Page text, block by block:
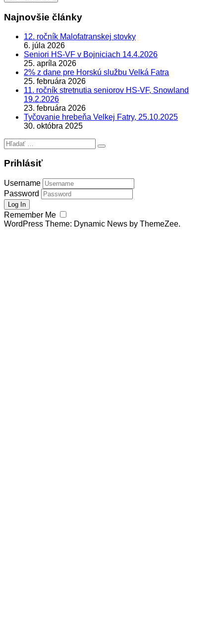
Najnovšie články
12. ročník Malofatranskej stovky
6. júla 2026
Seniori HS-VF v Bojniciach 14.4.2026
25. apríla 2026
2% z dane pre Horskú službu Velká Fatra
25. februára 2026
11. ročník stretnutia seniorov HS-VF, Snowland
19.2.2026
23. februára 2026
Tyčovanie hrebeňa Velkej Fatry, 25.10.2025
30. októbra 2025
Hľadať:
Prihlásiť
Username
Password
Remember Me
WordPress Theme: Dynamic News by ThemeZee.